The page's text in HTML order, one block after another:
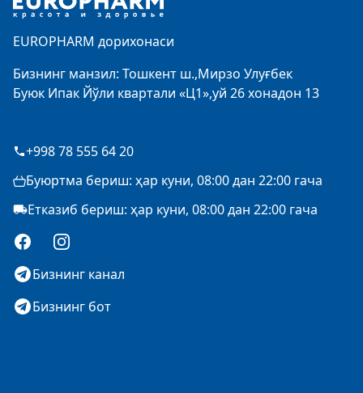
EUROPHARM дорихонаси
Бизнинг манзил: Тошкент ш.,Мирзо Улуғбек
Буюк Ипак Йўли квартали «Ц1»,уй 26 хонадон 13
+998 78 555 64 20
Буюртма бериш: ҳар куни, 08:00 дан 22:00 гача
Етказиб бериш: ҳар куни, 08:00 дан 22:00 гача
FacebookInstagram
Бизнинг канал
Бизнинг бот